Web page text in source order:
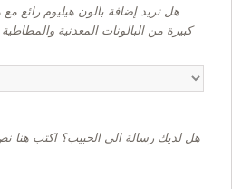
هل تريد إضافة بالون هيليوم رائع مع
كبيرة من البالونات المعدنية
هل لديك رسالة الى الحبيب؟ اكتب هنا